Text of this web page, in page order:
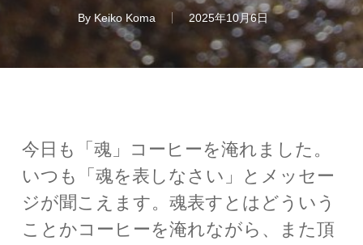
By Keiko Koma 2025年10月6日
今日も「魂」コーヒーを淹れました。
いつも「魂を表しなさい」とメッセー
ジが聞こえます。魂表すとはどういう
ことかコーヒーを淹れながら、また頂